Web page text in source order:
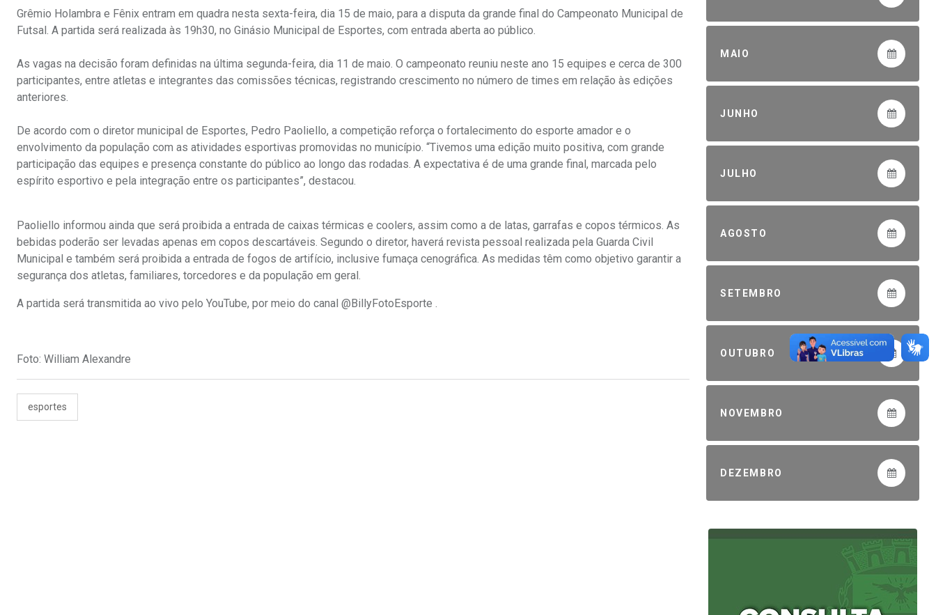
Grêmio Holambra e Fênix entram em quadra nesta sexta-feira, dia 15 de maio, para a disputa da grande final do Campeonato Municipal de
Futsal. A partida será realizada às 19h30, no Ginásio Municipal de Esportes, com entrada aberta ao público.
As vagas na decisão foram definidas na última segunda-feira, dia 11 de maio. O campeonato reuniu neste ano 15 equipes e cerca de 300
participantes, entre atletas e integrantes das comissões técnicas, registrando crescimento no número de times em relação às edições
anteriores.
De acordo com o diretor municipal de Esportes, Pedro Paoliello, a competição reforça o fortalecimento do esporte amador e o
envolvimento da população com as atividades esportivas promovidas no município. “Tivemos uma edição muito positiva, com grande
participação das equipes e presença constante do público ao longo das rodadas. A expectativa é de uma grande final, marcada pelo
espírito esportivo e pela integração entre os participantes”, destacou.
Paoliello informou ainda que será proibida a entrada de caixas térmicas e coolers, assim como a de latas, garrafas e copos térmicos. As
bebidas poderão ser levadas apenas em copos descartáveis. Segundo o diretor, haverá revista pessoal realizada pela Guarda Civil
Municipal e também será proibida a entrada de fogos de artifício, inclusive fumaça cenográfica. As medidas têm como objetivo garantir a
segurança dos atletas, familiares, torcedores e da população em geral.
A partida será transmitida ao vivo pelo YouTube, por meio do canal @BillyFotoEsporte .
Foto: William Alexandre
esportes
MAIO
JUNHO
JULHO
AGOSTO
SETEMBRO
OUTUBRO
NOVEMBRO
DEZEMBRO